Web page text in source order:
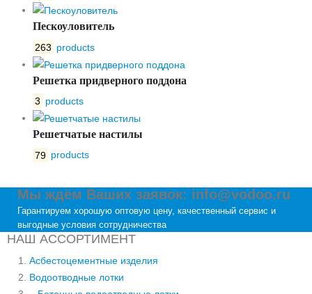
Пескоуловитель
263 products
Решетка придверного поддона
3 products
Решетчатые настилы
79 products
Мы ждём Ваших заявок: info@vodoo.ru
Гарантируем хорошую оптовую цену, качественный сервис и
выгодные условия сотрудничества
НАШ АССОРТИМЕНТ
Асбестоцементные изделия
Водоотводные лотки